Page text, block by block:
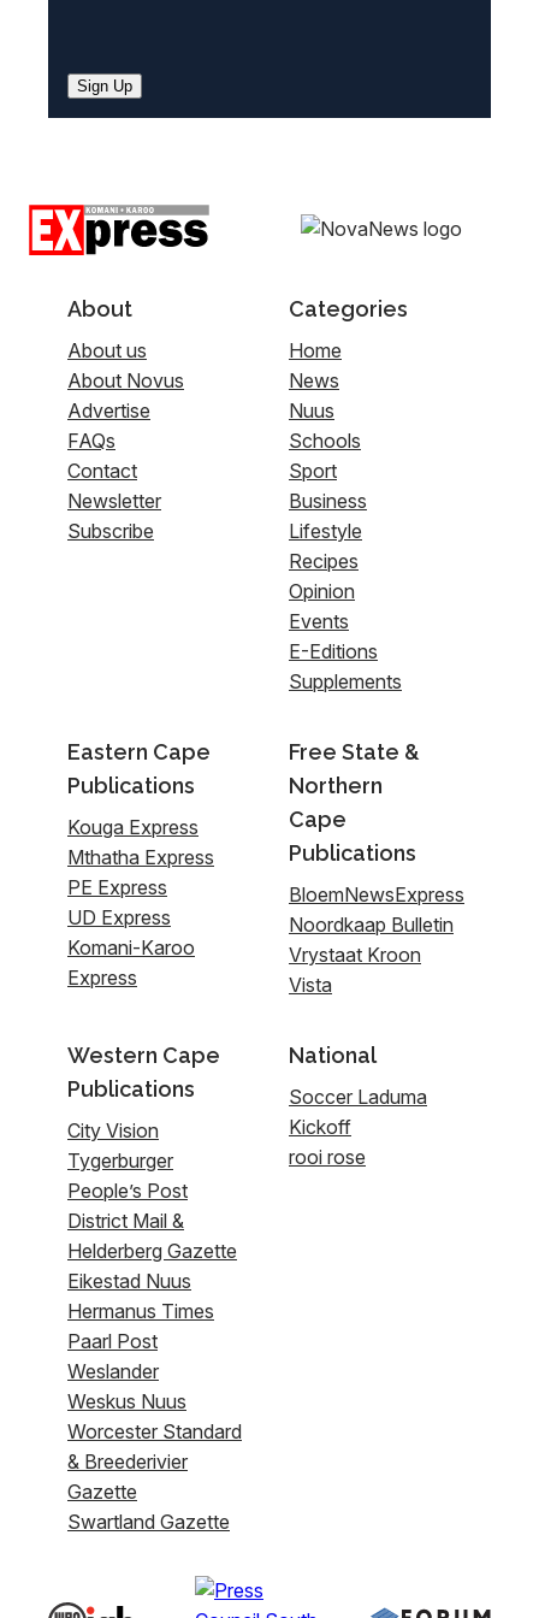
Sign Up
About
About us
About Novus
Advertise
FAQs
Contact
Newsletter
Subscribe
Categories
Home
News
Nuus
Schools
Sport
Business
Lifestyle
Recipes
Opinion
Events
E-Editions
Supplements
Eastern Cape
Publications
Kouga Express
Mthatha Express
PE Express
UD Express
Komani-Karoo
Express
Free State &
Northern
Cape
Publications
BloemNewsExpress
Noordkaap Bulletin
Vrystaat Kroon
Vista
Western Cape
Publications
City Vision
Tygerburger
People’s Post
District Mail &
Helderberg Gazette
Eikestad Nuus
Hermanus Times
Paarl Post
Weslander
Weskus Nuus
Worcester Standard
& Breederivier
Gazette
Swartland Gazette
National
Soccer Laduma
Kickoff
rooi rose